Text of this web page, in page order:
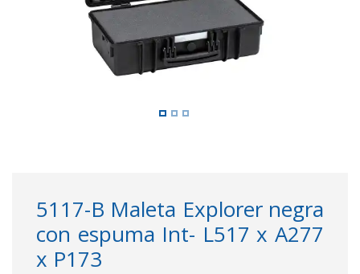
5117-B Maleta Explorer negra
con espuma Int- L517 x A277
x P173